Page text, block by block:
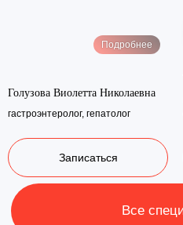
Подробнее
Голузова Виолетта Николаевна
гастроэнтеролог, гепатолог
Записаться
Отзывы
о филиалах